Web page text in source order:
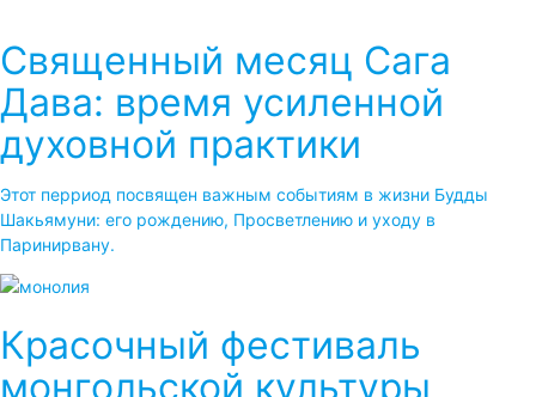
Священный месяц Сага
Дава: время усиленной
духовной практики
Этот перриод посвящен важным событиям в жизни Будды
Шакьямуни: его рождению, Просветлению и уходу в
Паринирвану.
Красочный фестиваль
монгольской культуры